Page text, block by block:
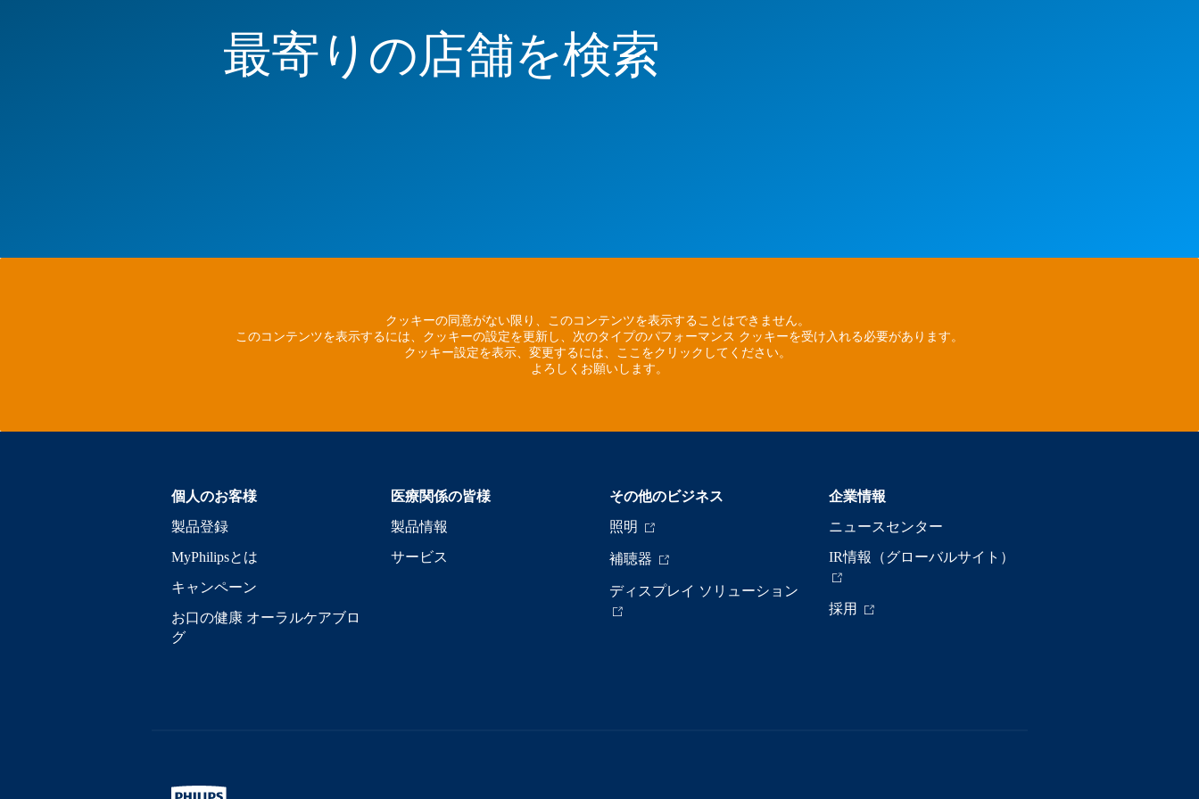
最寄りの店舗を検索
クッキーの同意がない限り、このコンテンツを表示することはできません。
このコンテンツを表示するには、クッキーの設定を更新し、次のタイプのパフォーマンス クッキーを受け入れる必要があります。
クッキー設定を表示、変更するには、ここをクリックしてください。
よろしくお願いします。
個人のお客様
製品登録
MyPhilipsとは
キャンペーン
お口の健康 オーラルケアブロ
グ
医療関係の皆様
製品情報
サービス
その他のビジネス
照明
補聴器
ディスプレイ ソリューション
企業情報
ニュースセンター
IR情報（グローバルサイト）
採用